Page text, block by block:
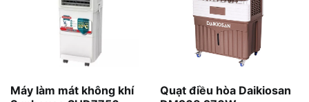
Máy làm mát không khí
Quạt điều hòa Daikiosan